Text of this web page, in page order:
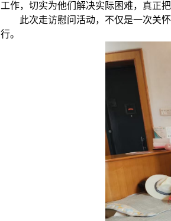
工作，切实为他们解决实际困难，真正
此次走访慰问活动，不仅是一次关
行。